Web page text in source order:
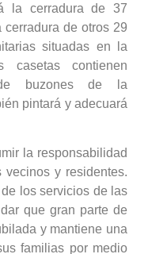
la cerradura de 37
cerradura de otros 29
situadas en la
contienen
buzones de la
pintará y adecuará
la responsabilidad
y residentes.
los servicios de las
que gran parte de
y mantiene una
familias por medio